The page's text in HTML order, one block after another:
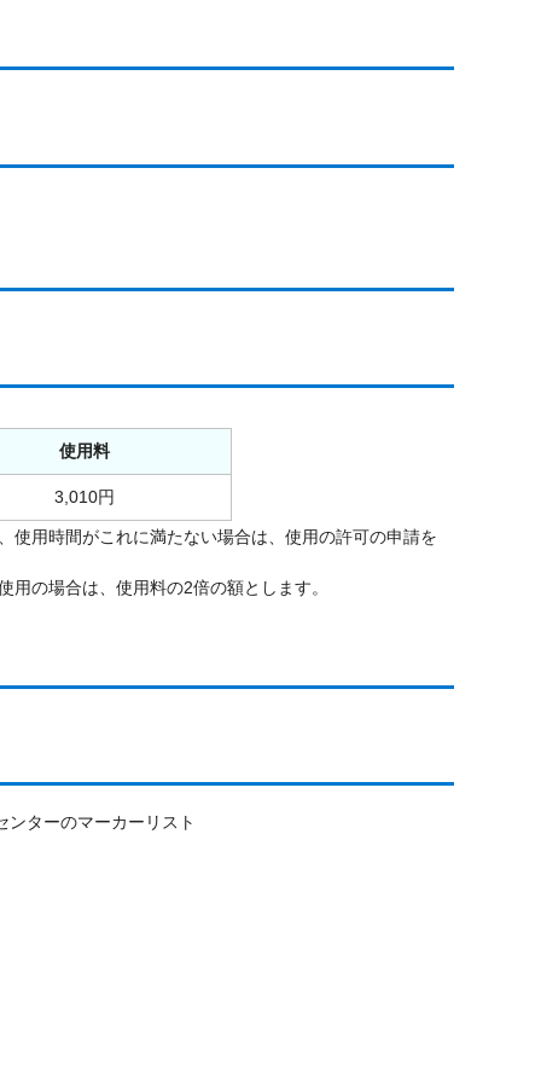
使用料
3,010円
用時間がこれに満たない場合は、使用の許可の申請を
の場合は、使用料の2倍の額とします。
ンターのマーカーリスト